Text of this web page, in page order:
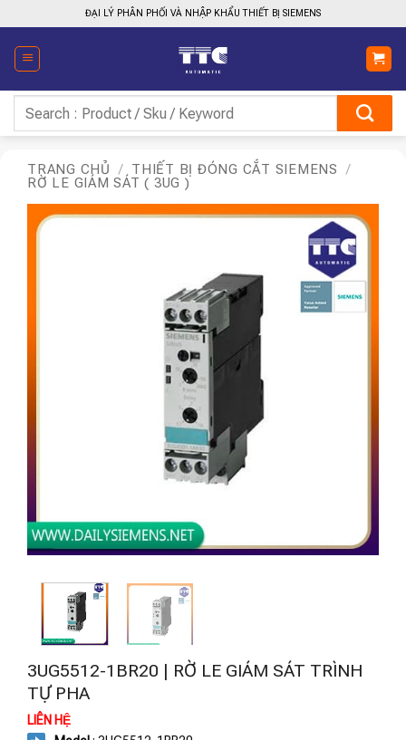
qua
nội
dung
ĐẠI LÝ PHÂN PHỐI VÀ NHẬP KHẨU THIẾT BỊ SIEMENS
kiếm:
TRANG CHỦ / THIẾT BỊ ĐÓNG CẮT SIEMENS
/
RỜ LE GIÁM SÁT ( 3UG )
3UG5512-1BR20 | RỜ LE GIÁM SÁT TRÌNH
TỰ PHA
LIÊN HỆ